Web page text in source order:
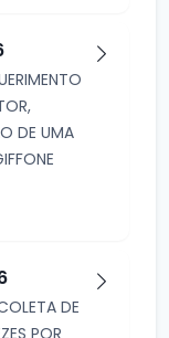
DE UMA
DE